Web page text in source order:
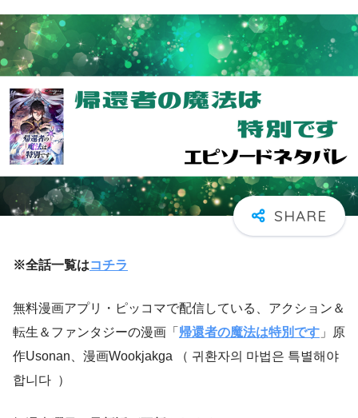
※全話一覧はコチラ
無料漫画アプリ・ピッコマで配信している、アクション＆
転生＆ファンタジーの漫画「 帰還者の魔法は特別です 」原
作Usonan、漫画Wookjakga （ 귀환자의 마법은 특별해야
합니다 ）